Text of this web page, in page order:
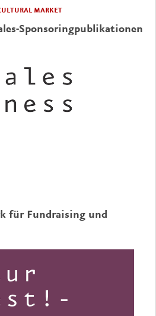
MARKET
Sponsoringpublikationen
für Fundraising und